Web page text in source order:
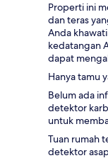
Properti ini
dan teras
Anda
kedatangan
dapat
Hanya tamu
Belum ada
detektor
untuk
Tuan rumah
detektor